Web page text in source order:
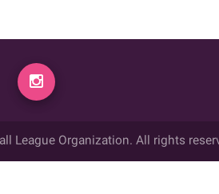
League Organization. All rights